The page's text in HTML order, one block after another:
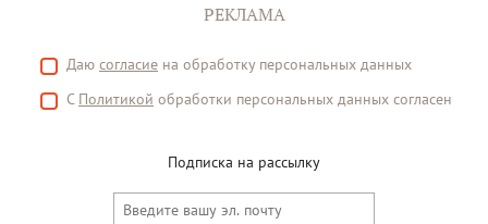
РЕКЛАМА
Даю согласие на обработку персональных данных
С Политикой обработки персональных данных согласен
Подписка на рассылку